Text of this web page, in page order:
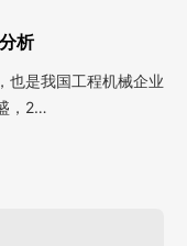
析
也是我国工程机械企业
，2…